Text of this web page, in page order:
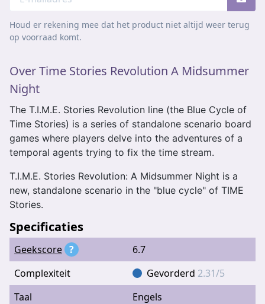
Houd er rekening mee dat het product niet altijd weer terug
op voorraad komt.
Over Time Stories Revolution A Midsummer
Night
The T.I.M.E. Stories Revolution line (the Blue Cycle of
Time Stories) is a series of standalone scenario board
games where players delve into the adventures of a
temporal agents trying to fix the time stream.
T.I.M.E. Stories Revolution: A Midsummer Night is a
new, standalone scenario in the "blue cycle" of TIME
Stories.
Specificaties
Geekscore ?
6.7
Complexiteit
Gevorderd 2.31/5
Taal
Engels